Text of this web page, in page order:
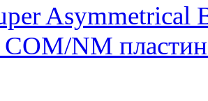
Asymmetrical
NM